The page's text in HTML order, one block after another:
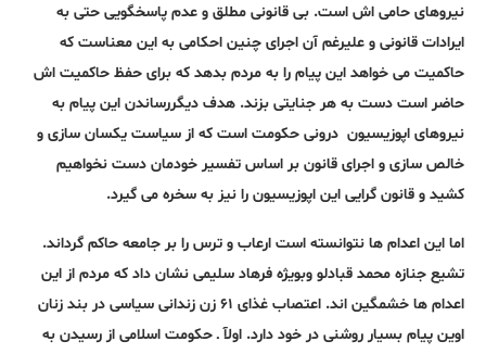
نیروهای حامی اش است. بی قانونی مطلق و عدم پاسخگویی حتی به
ایرادات قانونی و علیرغم آن اجرای چنین احکامی به این معناست که
حاکمیت می خواهد این پیام را به مردم بدهد که برای حفظ حاکمیت اش
حاضر است دست به هر جنایتی بزند. هدف دیگررساندن این پیام به
نیروهای اپوزیسیون درونی حکومت است که از سیاست یکسان سازی و
خالص سازی و اجرای قانون بر اساس تفسیر خودمان دست نخواهیم
کشید و قانون گرایی این اپوزیسیون را نیز به سخره می گیرد.
اما این اعدام ها نتوانسته است ارعاب و ترس را بر جامعه حاکم گرداند.
تشیع جنازه محمد قبادلو وبویژه فرهاد سلیمی نشان داد که مردم از این
اعدام ها خشمگین اند. اعتصاب غذای ۶۱ زن زندانی سیاسی در بند زنان
اوین پیام بسیار روشنی در خود دارد. اولآ ـ حکومت اسلامی از رسیدن به